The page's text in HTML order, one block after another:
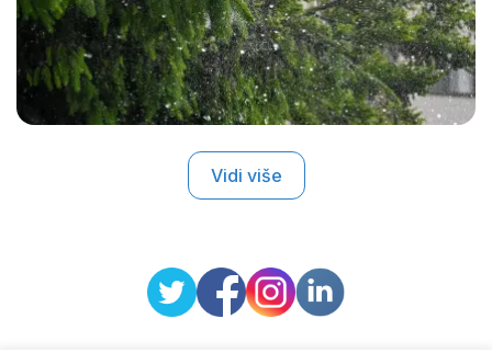
Vidi više